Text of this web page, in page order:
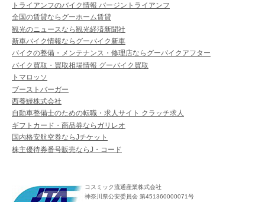
トライアンフのバイク情報 バージントライアンフ
全国の賃貸ならグーホーム賃貸
観光のニュースなら観光経済新聞社
新車バイク情報ならグーバイク新車
バイクの整備・メンテナンス・修理店ならグーバイクアフター
バイク買取・買取相場情報 グーバイク買取
トマロッソ
ブーストバーガー
西養鰻株式会社
自動車整備士のための転職・求人サイト クラッチ求人
ギフトカード・商品券ならガリレオ
国内格安航空券ならJチケット
株主優待券番号販売ならJ・コード
コスミック流通産業株式会社
神奈川県公安委員会 第451360000071号